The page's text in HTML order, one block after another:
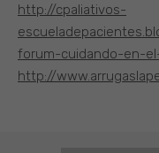
http://cpaliativos-
forum-cuidando-en-
http://